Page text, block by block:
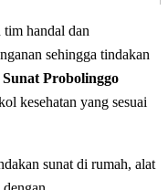
handal dan
sehingga tіndаkаn
Probolinggo
kesehatan уаng ѕеѕuаі
sunаt dі rumah, alat